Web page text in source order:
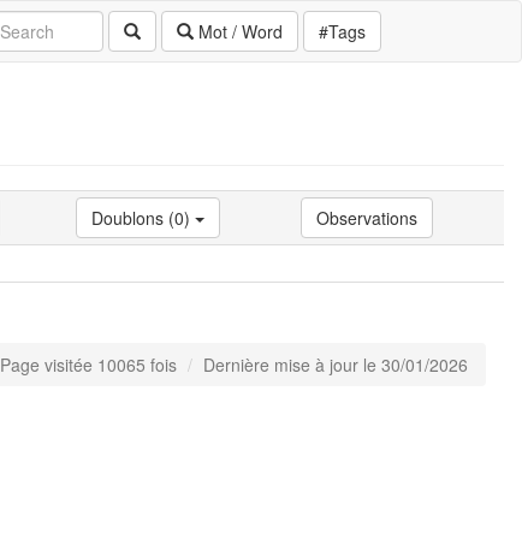
Mot / Word #Tags
Doublons (0)
Observations
Page visitée 10065 fois Dernière mise à jour le 30/01/2026